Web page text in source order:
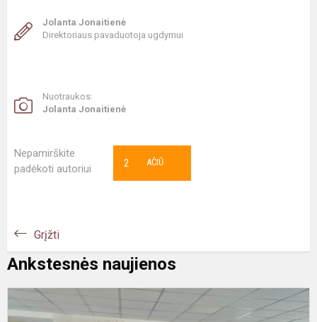
Jolanta Jonaitienė
Direktoriaus pavaduotoja ugdymui
Nuotraukos:
Jolanta Jonaitienė
Nepamirškite
padėkoti autoriui
AČIŪ
2
Grįžti
Ankstesnės naujienos